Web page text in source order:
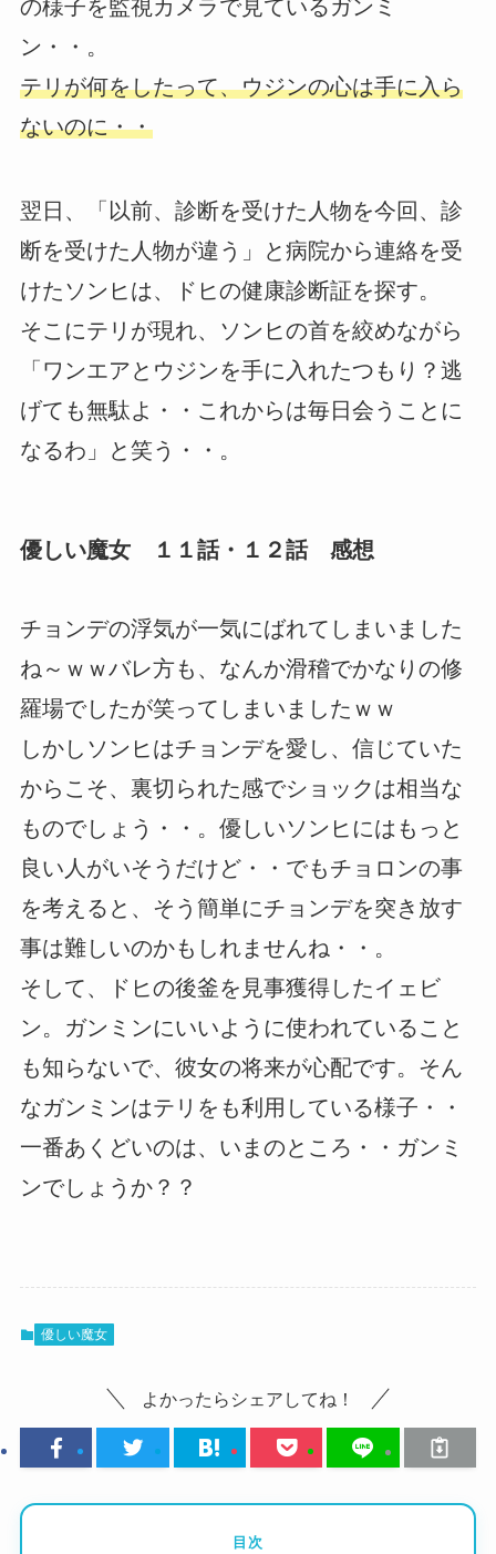
の様子を監視カメラで見ているガンミ
ン・・。
テリが何をしたって、ウジンの心は手に入ら
ないのに・・
翌日、「以前、診断を受けた人物を今回、診
断を受けた人物が違う」と病院から連絡を受
けたソンヒは、ドヒの健康診断証を探す。
そこにテリが現れ、ソンヒの首を絞めながら
「ワンエアとウジンを手に入れたつもり？逃
げても無駄よ・・これからは毎日会うことに
なるわ」と笑う・・。
優しい魔女 １１話・１２話 感想
チョンデの浮気が一気にばれてしまいました
ね～ｗｗバレ方も、なんか滑稽でかなりの修
羅場でしたが笑ってしまいましたｗｗ
しかしソンヒはチョンデを愛し、信じていた
からこそ、裏切られた感でショックは相当な
ものでしょう・・。優しいソンヒにはもっと
良い人がいそうだけど・・でもチョロンの事
を考えると、そう簡単にチョンデを突き放す
事は難しいのかもしれませんね・・。
そして、ドヒの後釜を見事獲得したイェビ
ン。ガンミンにいいように使われていること
も知らないで、彼女の将来が心配です。そん
なガンミンはテリをも利用している様子・・
一番あくどいのは、いまのところ・・ガンミ
ンでしょうか？？
優しい魔女
よかったらシェアしてね！
目次